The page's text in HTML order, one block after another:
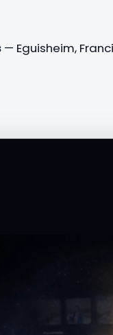
— Eguisheim,